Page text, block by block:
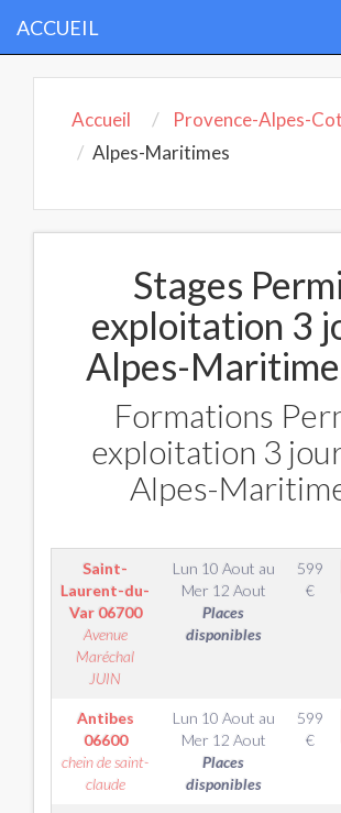
ACCUEIL
Accueil
Provence-Alpes-
Alpes-Maritimes
Stages
exploitation 3
Alpes-
Formations
exploitation 3
Alpes-
Saint-
Laurent-du-
Var 06700
Avenue
Maréchal
JUIN
Lun 10 Aout au
Mer 12 Aout
Places
disponibles
599
€
Antibes
06600
chein de saint-
claude
Lun 10 Aout au
Mer 12 Aout
Places
disponibles
599
€